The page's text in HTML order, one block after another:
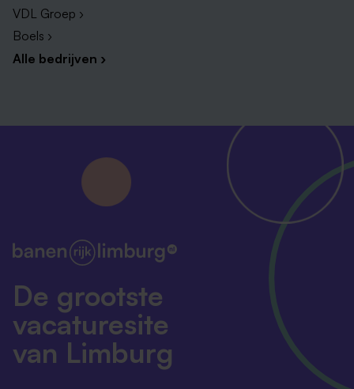
VDL Groep ›
Boels ›
Alle bedrijven ›
De grootste
vacaturesite
van Limburg